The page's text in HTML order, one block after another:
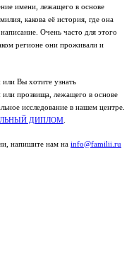
имени, лежащего в основе
какова её история, где она
Очень часто для этого
регионе они проживали и
Вы хотите узнать
прозвища, лежащего в основе
исследование в нашем центре.
ДИПЛОМ
напишите нам на info@familii.ru